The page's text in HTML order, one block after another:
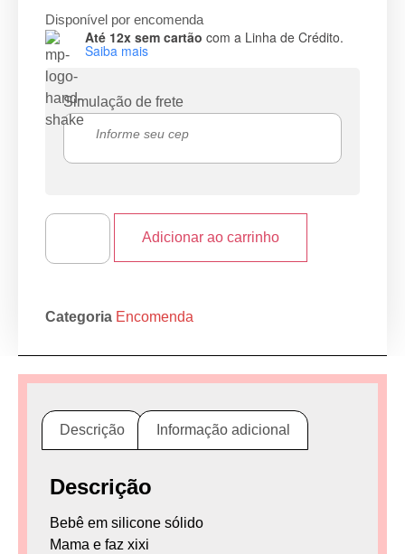
Disponível por encomenda
Até 12x sem cartão com a Linha de Crédito.
Saiba mais
Simulação de frete
Adicionar ao carrinho
Categoria Encomenda
Descrição Informação adicional
Descrição
Bebê em silicone sólido
Mama e faz xixi